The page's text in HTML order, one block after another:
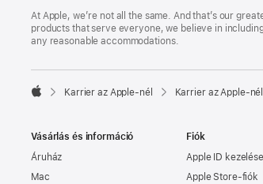
Footer
At Apple, we’re not all the same. And that’s our
products that serve everyone, we believe in
any reasonable accommodations.

Karrier az Apple‑nél Karrier az Apple‑nél
Vásárlás és információ
Áruház
Mac
Fiók
Apple ID kezelése
Apple Store-fiók